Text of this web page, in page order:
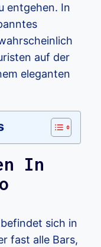
entgehen. In
auf der
eleganten
In
sich in
fast alle Bars,